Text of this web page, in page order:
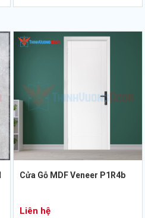
Cửa Gỗ MDF Veneer P1R4b
Liên hệ